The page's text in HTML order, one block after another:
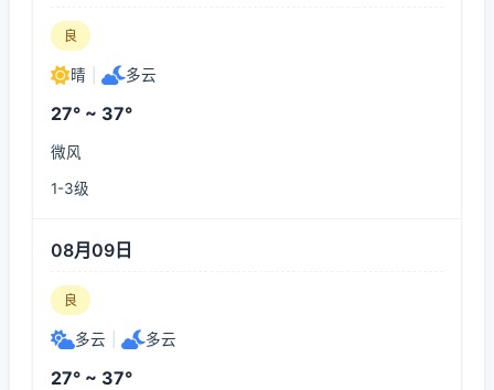
良
晴 多云
27° ~ 37°
微风
1-3级
08月09日
良
多云 多云
27° ~ 37°